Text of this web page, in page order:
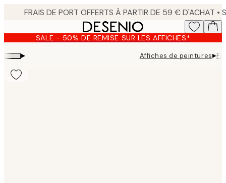
content.SALE - 50% DE REMISE SUR LES AFFICHES*
▸ Affiches de peintures▸